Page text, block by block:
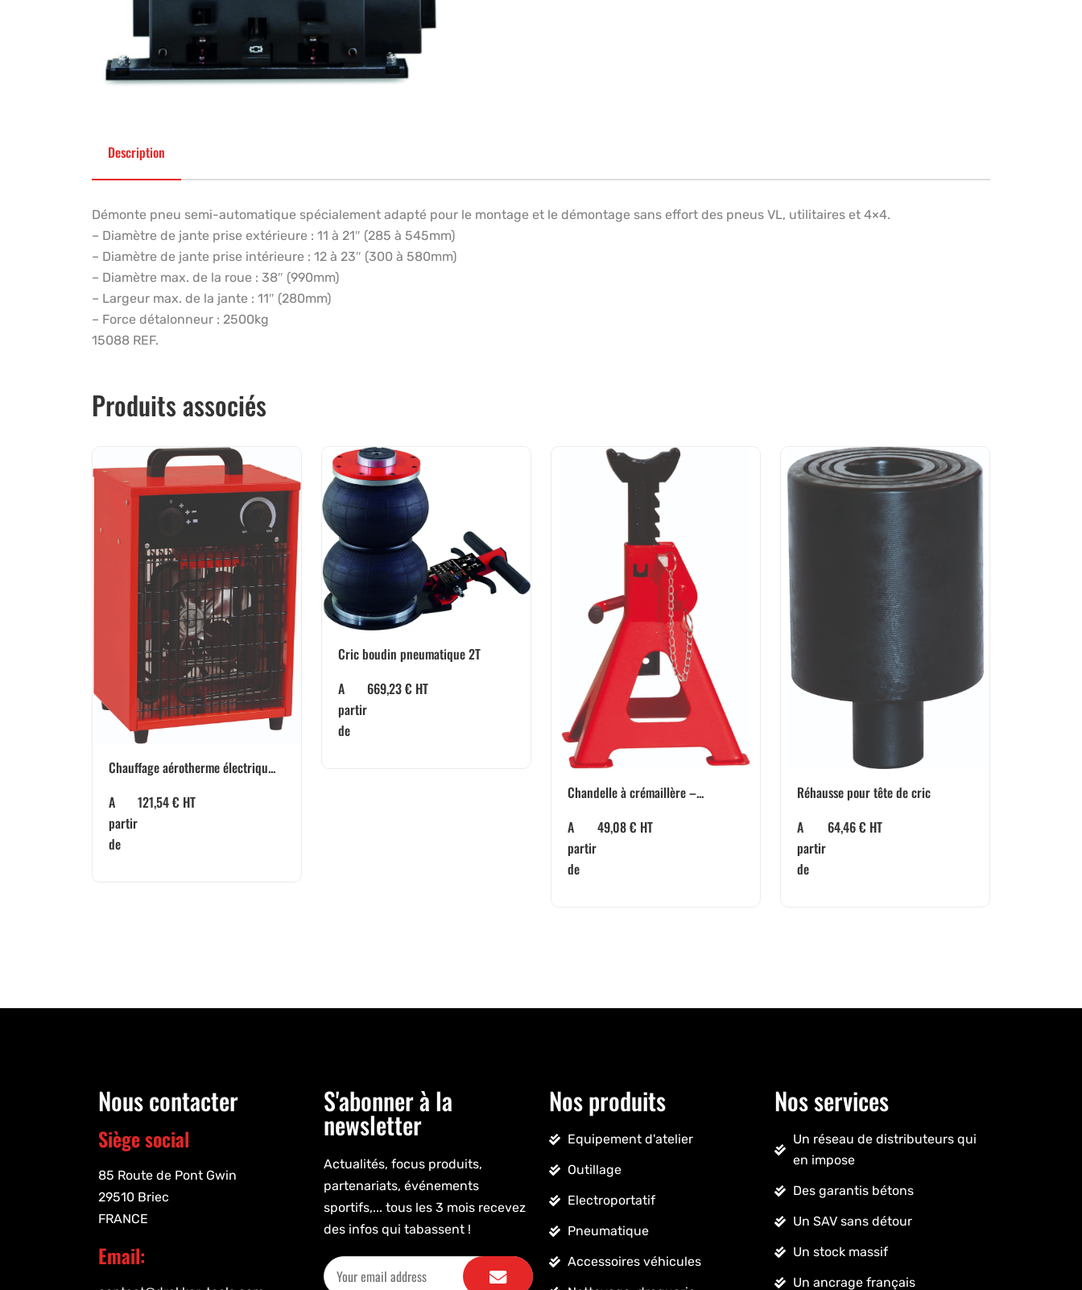
Description
Démonte pneu semi-automatique spécialement adapté pour le montage et le démontage sans effort des pneus VL, utilitaires et 4×4.
– Diamètre de jante prise extérieure : 11 à 21″ (285 à 545mm)
– Diamètre de jante prise intérieure : 12 à 23″ (300 à 580mm)
– Diamètre max. de la roue : 38″ (990mm)
– Largeur max. de la jante : 11″ (280mm)
– Force détalonneur : 2500kg
15088 REF.
Produits associés
Chauffage aérotherme électriqu...
A
partir
de
121,54€ HT
Cric boudin pneumatique 2T
A
partir
de
669,23€ HT
Chandelle à crémaillère –...
A
partir
de
49,08€ HT
Réhausse pour tête de cric
A
partir
de
64,46€ HT
Nous contacter
Siège social
85 Route de Pont Gwin
29510 Briec
FRANCE
Email:
S'abonner à la
newsletter
Actualités, focus produits,
partenariats, événements
sportifs,... tous les 3 mois recevez
des infos qui tabassent !
Nos produits
Equipement d'atelier
Outillage
Electroportatif
Pneumatique
Accessoires véhicules
Nos services
Un réseau de distributeurs qui
en impose
Des garantis bétons
Un SAV sans détour
Un stock massif
Un ancrage français